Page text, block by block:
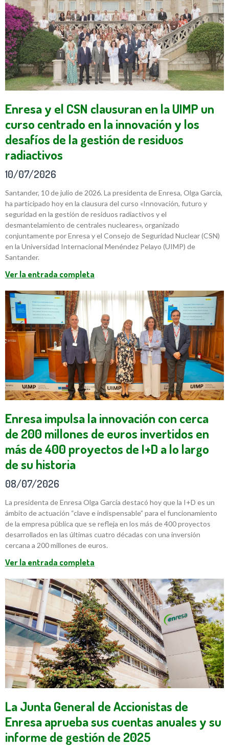
Enresa y el CSN clausuran en la UIMP un
curso centrado en la innovación y los
desafíos de la gestión de residuos
radiactivos
10/07/2026
Santander, 10 de julio de 2026. La presidenta de Enresa, Olga García,
ha participado hoy en la clausura del curso «Innovación, futuro y
seguridad en la gestión de residuos radiactivos y el
desmantelamiento de centrales nucleares», organizado
conjuntamente por Enresa y el Consejo de Seguridad Nuclear (CSN)
en la Universidad Internacional Menéndez Pelayo (UIMP) de
Santander.
Ver la entrada completa
Enresa impulsa la innovación con cerca
de 200 millones de euros invertidos en
más de 400 proyectos de I+D a lo largo
de su historia
08/07/2026
La presidenta de Enresa Olga García destacó hoy que la I+D es un
ámbito de actuación “clave e indispensable” para el funcionamiento
de la empresa pública que se refleja en los más de 400 proyectos
desarrollados en las últimas cuatro décadas con una inversión
cercana a 200 millones de euros.
Ver la entrada completa
La Junta General de Accionistas de
Enresa aprueba sus cuentas anuales y su
informe de gestión de 2025